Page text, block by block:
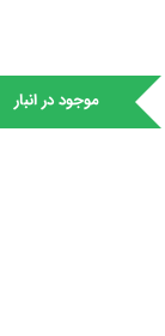
موجود در انبار